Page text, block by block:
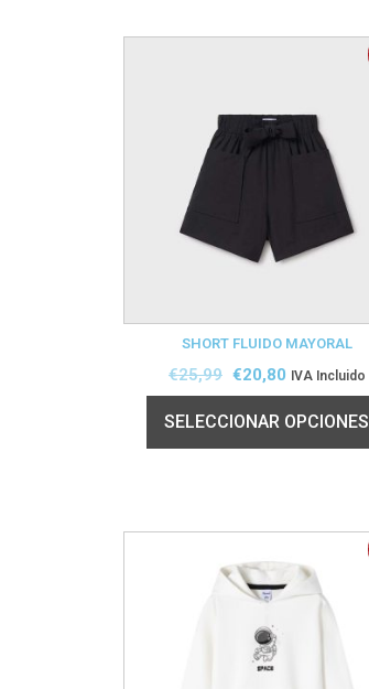
SHORT FLUIDO MAYORAL
€25,99 €20,80 IVA Incluido
SELECCIONAR OPCIONES